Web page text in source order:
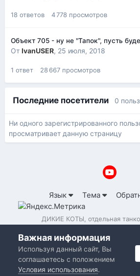
18 ответов 4 778 просмотров
Объект 705 - ну не "Тапок", пусть
От IvanUSER, 25 июля, 2018
1 ответ 28 667 просмотров
Последние посетители 0
Ни одного зарегистрированного
просматривает данную страницу
Язык Тема
ДИКИЕ КОТЫ, отдельная
Важная информация
Используя данный сайт, Вы
соглашаетесь с положением
Условия использования.